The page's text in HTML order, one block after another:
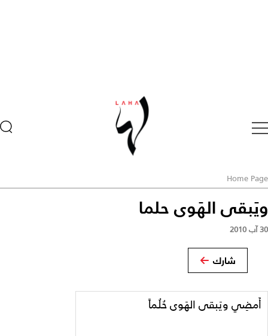
Home
الهَوى حلما
شارك
ويَبقى الهَوى حُلُماً